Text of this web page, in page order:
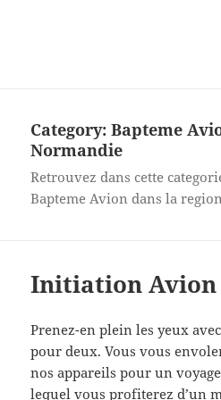
Category:Bapteme
Normandie
Retrouvez dans cette
Bapteme Avion dans la
Initiation Avion
Prenez-en plein les yeux
pour deux. Vous vous
nos appareils pour un
lequel vous profiterez d’un